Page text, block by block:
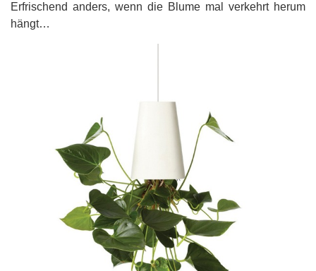
Erfrischend anders, wenn die Blume mal verkehrt herum
hängt…